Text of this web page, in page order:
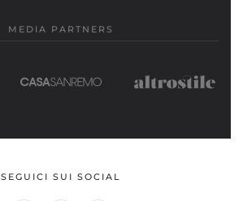
MEDIA PARTNERS
SEGUICI SUI SOCIAL